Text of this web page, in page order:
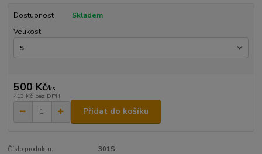
Dostupnost
Skladem
Velikost
500 Kč/ks
413 Kč bez DPH
Přidat do košíku
Číslo produktu: 301S